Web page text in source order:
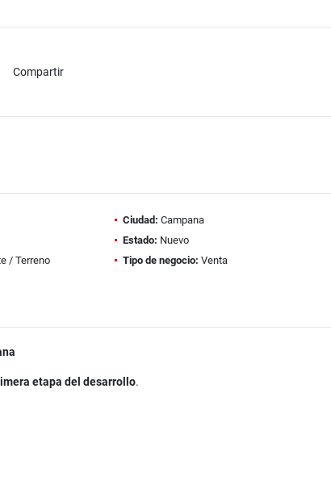
Compartir
Ciudad: Campana
Estado: Nuevo
/ Terreno Tipo de negocio: Venta
etapa del desarrollo.